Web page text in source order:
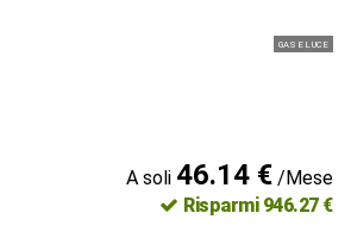
GAS E LUCE
A soli 46.14 €/Mese
Risparmi 946.27 €